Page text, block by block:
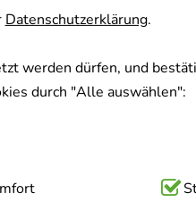
Datenschutzerklärung.
werden dürfen, und
durch "Alle auswählen":
die für die